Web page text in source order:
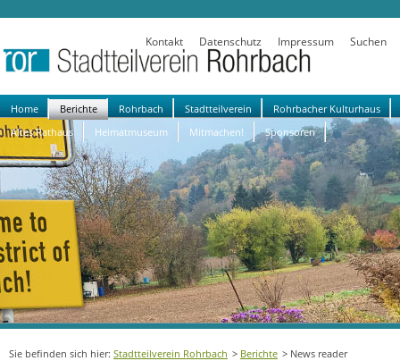
Kontakt Datenschutz Impressum Suchen
Navigation
überspringen
Home Berichte Rohrbach Stadtteilverein
Rohrbacher Kulturhaus
Altes Rathaus
Heimatmuseum Mitmachen! Sponsoren
Stadtteilverein Rohrbach Berichte
News reader